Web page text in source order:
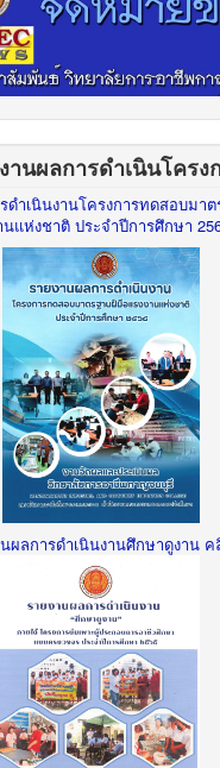
านผลการดำเนินโครง
ดำเนินงานโครงการทดสอบมา
นแห่งชาติ ประจำปีการศึกษา
ผลการดำเนินงานศึกษาดูงาน ค